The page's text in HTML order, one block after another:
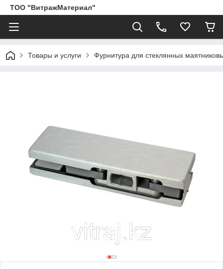
ТОО "ВитражМатериал"
Товары и услуги Фурнитура для стеклянных